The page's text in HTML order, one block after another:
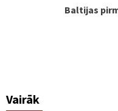
Baltijas
Vairāk